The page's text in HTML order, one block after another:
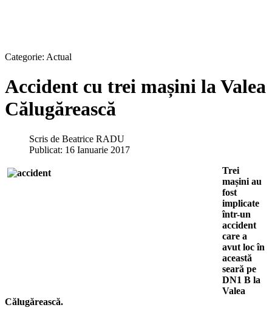
Categorie: Actual
Accident cu trei mașini la Valea
Călugărească
Scris de Beatrice RADU
Publicat: 16 Ianuarie 2017
Trei
mașini au
fost
implicate
într-un
accident
care a
avut loc în
această
seară pe
DN1 B la
Valea
Călugărească.